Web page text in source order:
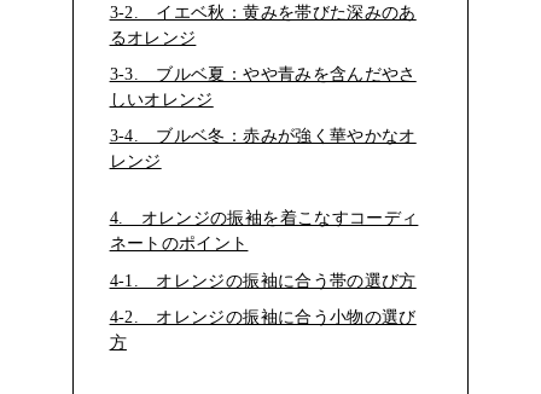
3-2. イエベ秋：黄みを帯びた深みのあ
るオレンジ
3-3. ブルベ夏：やや青みを含んだやさ
しいオレンジ
3-4. ブルベ冬：赤みが強く華やかなオ
レンジ
4. オレンジの振袖を着こなすコーディ
ネートのポイント
4-1. オレンジの振袖に合う帯の選び方
4-2. オレンジの振袖に合う小物の選び
方